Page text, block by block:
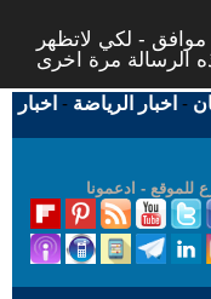
- لكي لاتظهر
- اخبار الرياضة - اخبار
للموقع - ادعمونا